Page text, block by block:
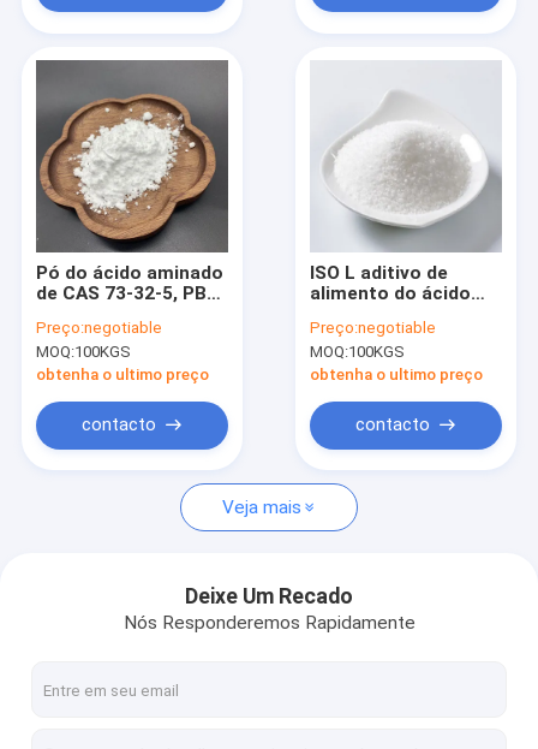
Produtos
Sobre nós
Excursão da fábrica
Controle da qualidade
Notícia
Casos
Regulador da acidez
Pó do ácido aminado
Realçadores do sabor natural
Pó do ácido aminado
de CAS 73-32-5, PBF
Isoleucine
Preço:negotiable
MOQ:100KGS
obtenha o ultimo preço
contacto
ISO L aditivo de
alimento do ácido
90-5 do pó da leucina
Preço:negotiable
MOQ:100KGS
obtenha o ultimo preço
contacto
Veja mais
Deixe Um Recado
Nós Responderemos Rapidamente